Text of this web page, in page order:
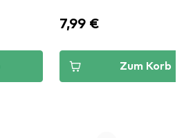
7,99 €
Zum Korb